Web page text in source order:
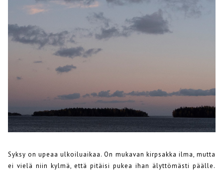
Syksy on upeaa ulkoiluaikaa. On mukavan kirpsakka ilma, mutta
ei vielä niin kylmä, että pitäisi pukea ihan älyttömästi päälle.